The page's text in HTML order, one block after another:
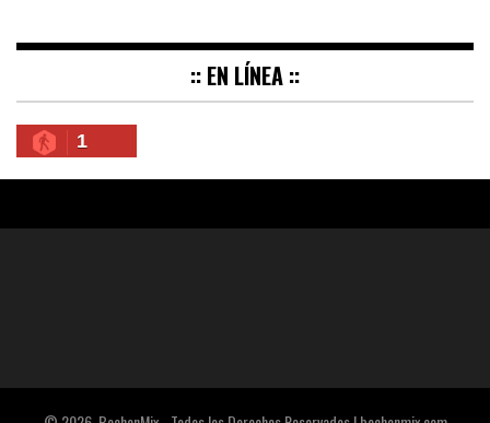
:: EN LÍNEA ::
1